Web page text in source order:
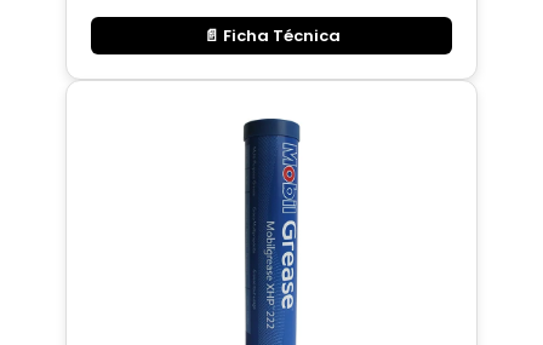
📄 Ficha Técnica